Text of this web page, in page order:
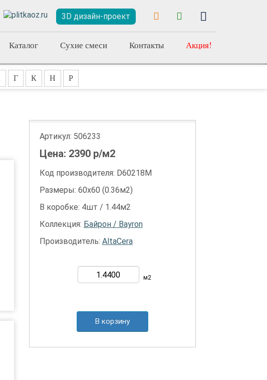
3D дизайн-проект
Каталог Сухие смеси Контакты Акция!
Г К Н Р
Артикул: 506233
Цена: 2390р/м2
Код производителя: D60218M
Размеры: 60х60 (0.36м2)
В коробке: 4шт / 1.44м2
Коллекция: Байрон / Bayron
Производитель: AltaCera
м2
В корзину